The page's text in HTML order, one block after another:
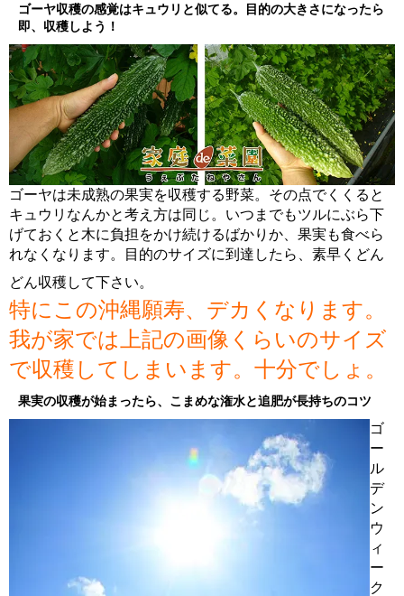
ゴーヤ収穫の感覚はキュウリと似てる。目的の大きさになったら
即、収穫しよう！
ゴーヤは未成熟の果実を収穫する野菜。その点でくくると
キュウリなんかと考え方は同じ。いつまでもツルにぶら下
げておくと木に負担をかけ続けるばかりか、果実も食べら
れなくなります。目的のサイズに到達したら、素早くどん
どん収穫して下さい。
特にこの沖縄願寿、デカくなります。
我が家では上記の画像くらいのサイズ
で収穫してしまいます。十分でしょ。
果実の収穫が始まったら、こまめな潅水と追肥が長持ちのコツ
ゴ
ー
ル
デ
ン
ウ
ィ
ー
ク